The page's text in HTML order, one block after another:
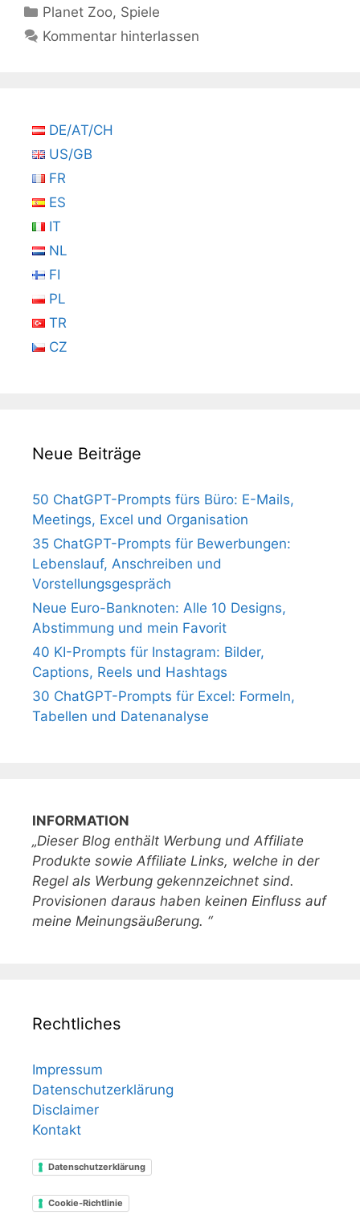
Kategorien
Planet Zoo, Spiele
Kommentar hinterlassen
DE/AT/CH
US/GB
FR
ES
IT
NL
FI
PL
TR
CZ
Neue Beiträge
50 ChatGPT-Prompts fürs Büro: E-Mails,
Meetings, Excel und Organisation
35 ChatGPT-Prompts für Bewerbungen:
Lebenslauf, Anschreiben und
Vorstellungsgespräch
Neue Euro-Banknoten: Alle 10 Designs,
Abstimmung und mein Favorit
40 KI-Prompts für Instagram: Bilder,
Captions, Reels und Hashtags
30 ChatGPT-Prompts für Excel: Formeln,
Tabellen und Datenanalyse
INFORMATION
„Dieser Blog enthält Werbung und Affiliate
Produkte sowie Affiliate Links, welche in der
Regel als Werbung gekennzeichnet sind.
Provisionen daraus haben keinen Einfluss auf
meine Meinungsäußerung. “
Rechtliches
Impressum
Datenschutzerklärung
Disclaimer
Kontakt
Datenschutzerklärung
Cookie-Richtlinie